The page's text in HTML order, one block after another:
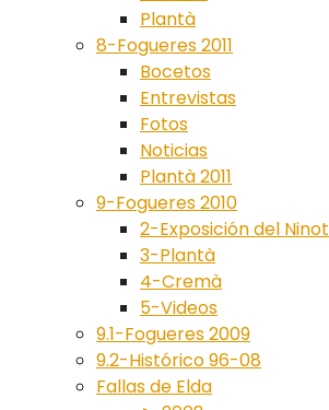
Plantà
8-Fogueres 2011
Bocetos
Entrevistas
Fotos
Noticias
Plantà 2011
9-Fogueres 2010
2-Exposición del Ninot
3-Plantà
4-Cremà
5-Videos
9.1-Fogueres 2009
9.2-Histórico 96-08
Fallas de Elda